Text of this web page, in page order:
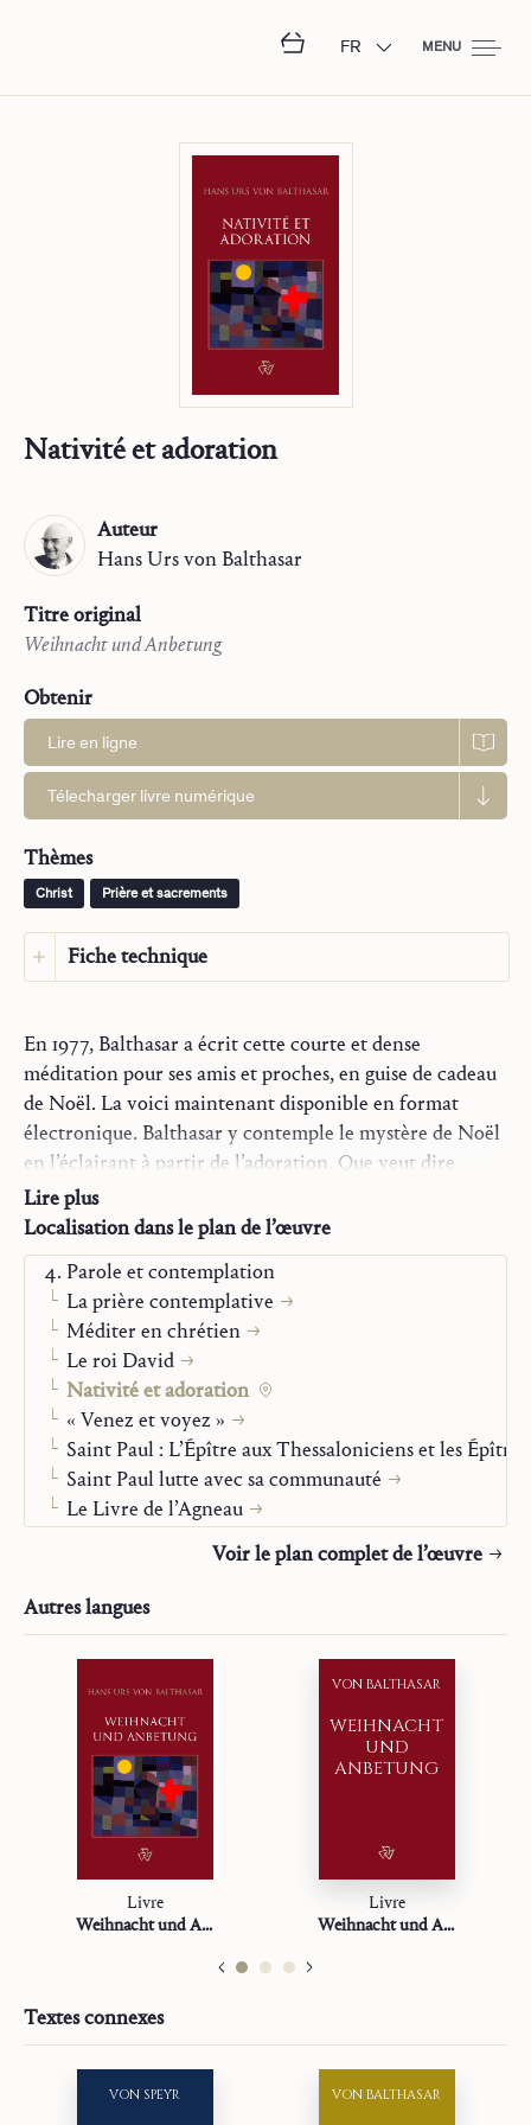
FR MENU
Nativité et adoration
Auteur
Hans Ursvon Balthasar
Titre original
Weihnacht und Anbetung
Obtenir
Lire en ligne
Télecharger livre numérique
Thèmes
Christ Prière et sacrements
Fiche technique
Langue d’origine : Allemand
Maison d’édition : Saint John Publications
Traducteur : Julien de Vulpillières
Année : 2022
Genre : Livre
En 1977, Balthasar a écrit cette courte et dense
méditation pour ses amis et proches, en guise de cadeau
de Noël. La voici maintenant disponible en format
électronique. Balthasar y contemple le mystère de Noël
en l’éclairant à partir de l’adoration. Que veut dire
adorer Dieu ? Et comment cet acte est-il transformé une
fois que Dieu vient à nous sous la forme d’un petit
enfant, déposé sous nos yeux dans une crèche ? Au fil du
texte, l’adoration apparaît peu à peu comme une attitude
qui peut imprégner de l’intérieur toute la vie du
croyant.
Lire plus
Localisation dans le plan de l’œuvre
La Trilogie
Essais
Monographies
Parole et contemplation
La prière contemplative
Méditer en chrétien
Le roi David
Nativité et adoration
« Venez et voyez »
Saint Paul : L’Épître aux Thessaloniciens et les
Saint Paul lutte avec sa communauté
Le Livre de l’Agneau
Le chemin de croix au Colisée
La triple couronne
« Tu couronnes l’année de tes bontés »
La lumière de la Parole
Tu as les paroles de la vie éternelle
Jésus, Marie, Église
Vie chrétienne
Alfa et Oméga
Sur la mission
Études
Voir le plan complet de l’œuvre
Autres langues
Livre
Weihnacht und Anbetung
WEIHNACHT
UND
ANBETUNG
VON BALTHASAR
Livre
Weihnacht und Anbetung
Textes connexes
VON SPEYR VON BALTHASAR